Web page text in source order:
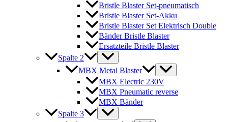
Bristle Blaster Set-pneumatisch
Bristle Blaster Set-Akku
Bristle Blaster Set Elektrisch Double
Bänder Bristle Blaster
Ersatzteile Bristle Blaster
Spalte 2
MBX Metal Blaster
MBX Electric 230V
MBX Pneumatic reverse
MBX Bänder
Spalte 3